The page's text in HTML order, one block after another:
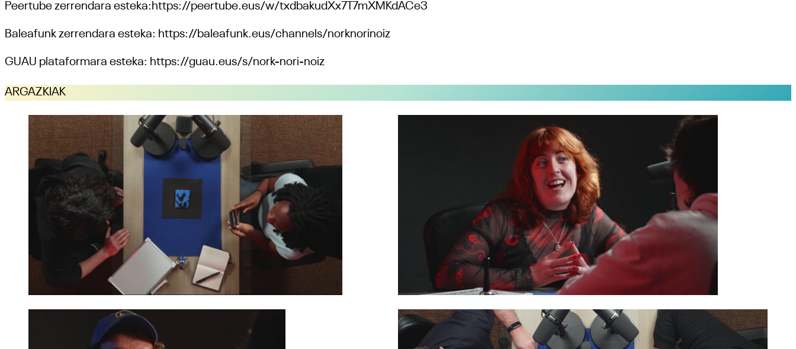
Peertube zerrendara esteka:https://peertube.eus/w/txdbakudXx7T7mXMKdACe3
Baleafunk zerrendara esteka: https://baleafunk.eus/channels/norknorinoiz
GUAU plataformara esteka: https://guau.eus/s/nork-nori-noiz
ARGAZKIAK